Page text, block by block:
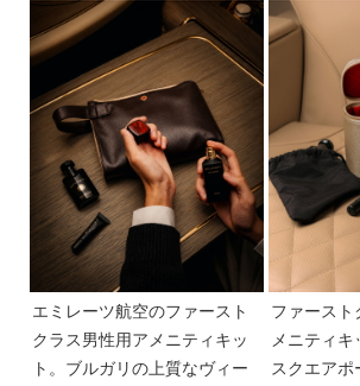
エミレーツ航空のファースト
クラス男性用アメニティキッ
ト。ブルガリの上質なヴィー
ファースト
メニティキ
スクエアポ